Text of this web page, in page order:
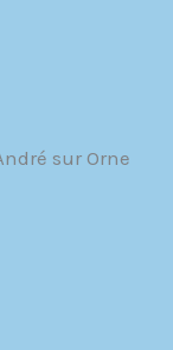
sur Orne